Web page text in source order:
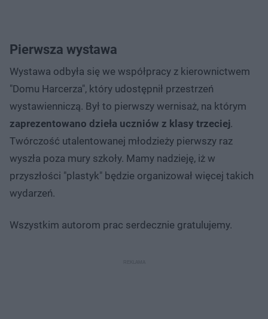
Pierwsza wystawa
Wystawa odbyła się we współpracy z kierownictwem
"Domu Harcerza", który udostępnił przestrzeń
wystawienniczą. Był to pierwszy wernisaż, na którym
zaprezentowano dzieła uczniów z klasy trzeciej.
Twórczość utalentowanej młodzieży pierwszy raz
wyszła poza mury szkoły. Mamy nadzieję, iż w
przyszłości "plastyk" będzie organizował więcej takich
wydarzeń.
Wszystkim autorom prac serdecznie gratulujemy.